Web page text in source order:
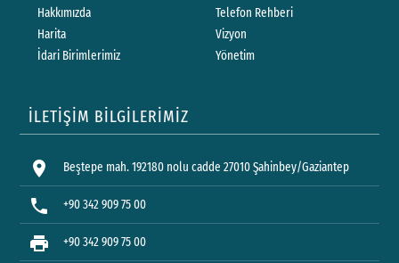
Hakkımızda
Harita
İdari Birimlerimiz
Telefon Rehberi
Vizyon
Yönetim
İLETİŞİM BİLGİLERİMİZ
location_on Beştepe mah. 192180 nolu cadde 27010 Şahinbey/Gaziantep
phone +90 342 909 75 00
print +90 342 909 75 00